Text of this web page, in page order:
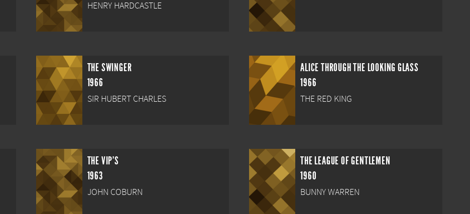
HENRY HARDCASTLE
THE SWINGER
1966
SIR HUBERT CHARLES
ALICE THROUGH THE LOOKING GLASS
1966
THE RED KING
THE VIP'S
1963
JOHN COBURN
THE LEAGUE OF GENTLEMEN
1960
BUNNY WARREN